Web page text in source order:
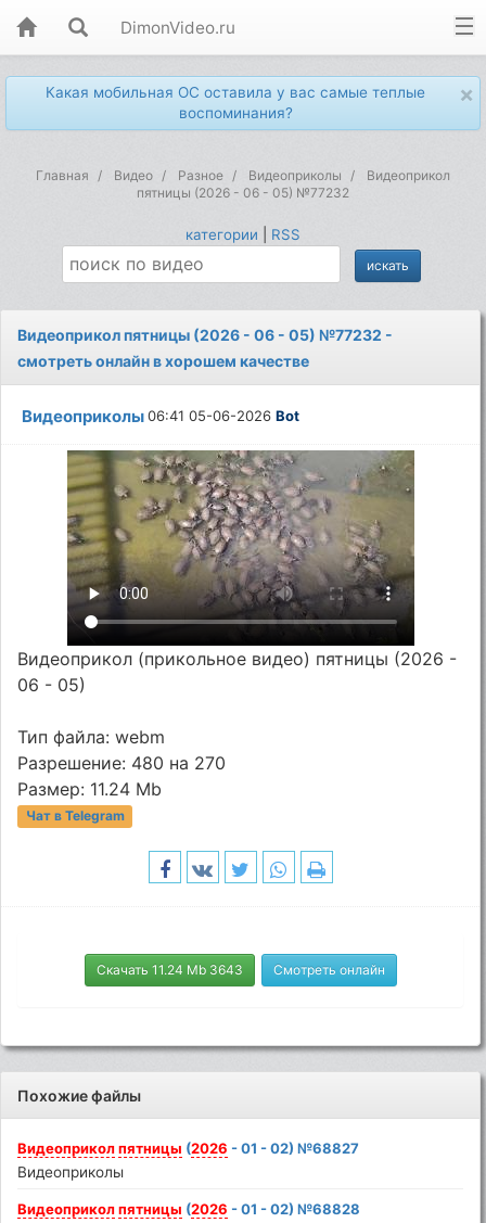
DimonVideo.ru
×
Какая мобильная ОС оставила у вас самые теплые
воспоминания?
Главная Видео Разное Видеоприколы
Видеоприкол
пятницы (2026 - 06 - 05) №77232
категории RSS
Видеоприкол пятницы (2026 - 06 - 05) №77232 -
смотреть онлайн в хорошем качестве
Видеоприколы06:41 05-06-2026Bot
Видеоприкол (прикольное видео) пятницы (2026 -
06 - 05)
Тип файла: webm
Разрешение: 480 на 270
Размер: 11.24 Mb
Чат в Telegram
Скачать 11.24 Mb 3643 Смотреть онлайн
Похожие файлы
Видеоприкол пятницы (2026 - 01 - 02) №68827
Видеоприколы
Видеоприкол пятницы (2026 - 01 - 02) №68828